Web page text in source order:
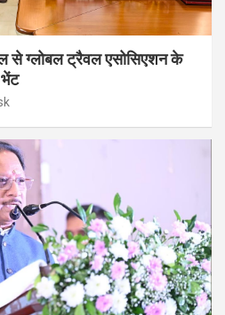
से ग्लोबल ट्रैवल एसोसिएशन के
भेंट